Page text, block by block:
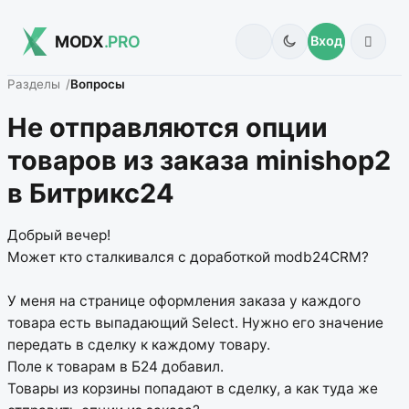
MODX.PRO Вход
Разделы Вопросы
Не отправляются опции
товаров из заказа minishop2
в Битрикс24
Добрый вечер!
Может кто сталкивался с доработкой modb24CRM?
У меня на странице оформления заказа у каждого
товара есть выпадающий Select. Нужно его значение
передать в сделку к каждому товару.
Поле к товарам в Б24 добавил.
Товары из корзины попадают в сделку, а как туда же